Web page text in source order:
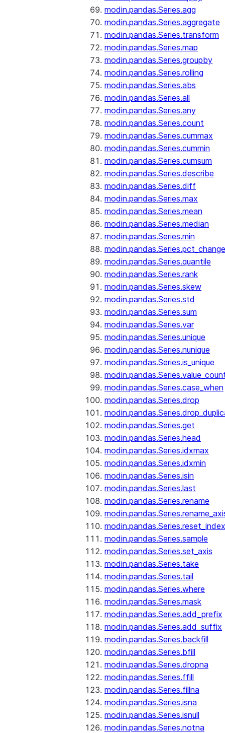
modin.pandas.Series.agg
modin.pandas.Series.aggregate
modin.pandas.Series.transform
modin.pandas.Series.map
modin.pandas.Series.groupby
modin.pandas.Series.rolling
modin.pandas.Series.abs
modin.pandas.Series.all
modin.pandas.Series.any
modin.pandas.Series.count
modin.pandas.Series.cummax
modin.pandas.Series.cummin
modin.pandas.Series.cumsum
modin.pandas.Series.describe
modin.pandas.Series.diff
modin.pandas.Series.max
modin.pandas.Series.mean
modin.pandas.Series.median
modin.pandas.Series.min
modin.pandas.Series.pct_change
modin.pandas.Series.quantile
modin.pandas.Series.rank
modin.pandas.Series.skew
modin.pandas.Series.std
modin.pandas.Series.sum
modin.pandas.Series.var
modin.pandas.Series.unique
modin.pandas.Series.nunique
modin.pandas.Series.is_unique
modin.pandas.Series.case_when
modin.pandas.Series.drop
modin.pandas.Series.get
modin.pandas.Series.head
modin.pandas.Series.idxmax
modin.pandas.Series.idxmin
modin.pandas.Series.isin
modin.pandas.Series.last
modin.pandas.Series.rename
modin.pandas.Series.reset_index
modin.pandas.Series.sample
modin.pandas.Series.set_axis
modin.pandas.Series.take
modin.pandas.Series.tail
modin.pandas.Series.where
modin.pandas.Series.mask
modin.pandas.Series.add_prefix
modin.pandas.Series.add_suffix
modin.pandas.Series.backfill
modin.pandas.Series.bfill
modin.pandas.Series.dropna
modin.pandas.Series.ffill
modin.pandas.Series.fillna
modin.pandas.Series.isna
modin.pandas.Series.isnull
modin.pandas.Series.notna